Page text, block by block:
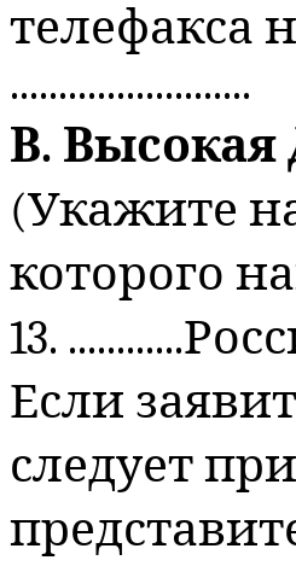
телефакса
.........................
В.
(Укажите
которого
13.
Если
следует